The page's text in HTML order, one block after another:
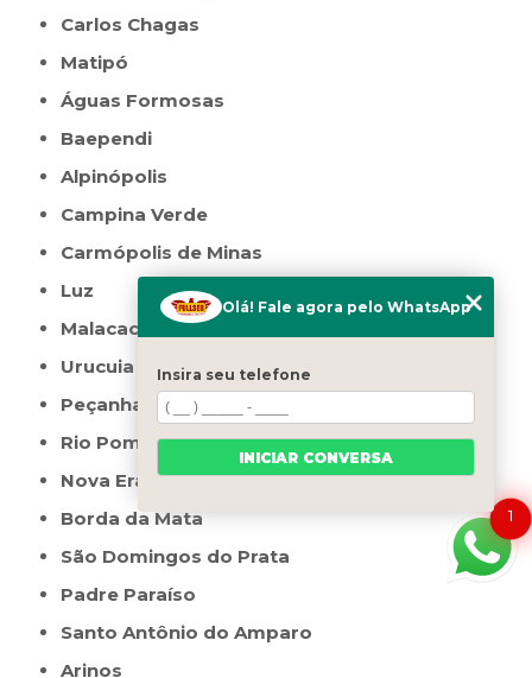
Carlos Chagas
Matipó
Águas Formosas
Baependi
Alpinópolis
Campina Verde
Carmópolis de Minas
Luz
Malacacheta
Urucuia
Peçanha
Rio Pomba
Nova Era
Borda da Mata
São Domingos do Prata
Padre Paraíso
Santo Antônio do Amparo
Arinos
1
Olá! Fale agora pelo WhatsApp
Insira seu telefone
INICIAR CONVERSA